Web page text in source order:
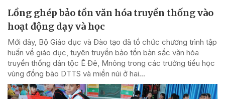
Lồng ghép bảo tồn văn hóa truyền thống vào
hoạt động dạy và học
Mới đây, Bộ Giáo dục và Đào tạo đã tổ chức chương trình tập
huấn về giáo dục, tuyên truyền bảo tồn bản sắc văn hóa
truyền thống dân tộc Ê Đê, Mnông trong các trường tiểu học
vùng đồng bào DTTS và miền núi ở hai...